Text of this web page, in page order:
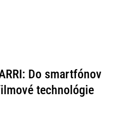
Do smartfónov
technológie